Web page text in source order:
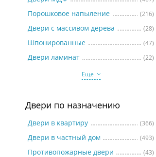
Двери по особенностям
Порошковое напыление (216)
Двери с массивом дерева (28)
Шпонированные (47)
Двери ламинат
(22)
Еще
Двери по назначению
Двери в квартиру (366)
Двери в частный дом (493)
Противопожарные двери (43)